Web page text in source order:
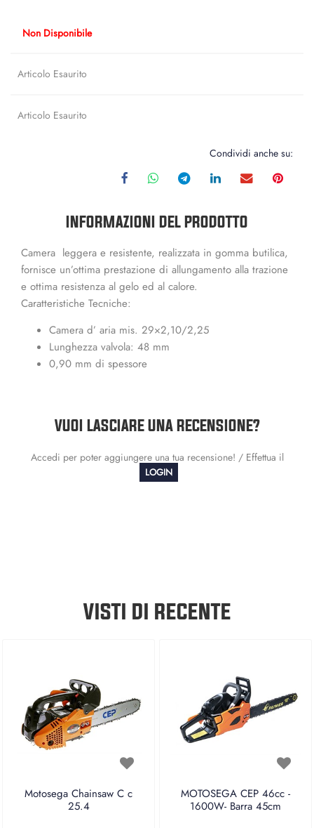
Non Disponibile
Articolo Esaurito
Articolo Esaurito
Condividi anche su:
INFORMAZIONI DEL PRODOTTO
Camera leggera e resistente, realizzata in gomma butilica,
fornisce un’ottima prestazione di allungamento alla trazione
e ottima resistenza al gelo ed al calore.
Caratteristiche Tecniche:
Camera d’ aria mis. 29×2,10/2,25
Lunghezza valvola: 48 mm
0,90 mm di spessore
VUOI LASCIARE UNA RECENSIONE?
Accedi per poter aggiungere una tua recensione! / Effettua il
LOGIN
VISTI DI RECENTE
Motosega Chainsaw C c
25.4
MOTOSEGA CEP 46cc -
1600W- Barra 45cm